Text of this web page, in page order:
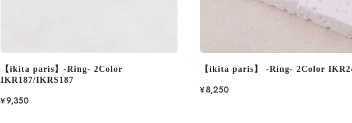
【ikita paris】-Ring- 2Color
IKR187/IKRS187
¥9,350
【ikita paris】 -Ring- 2Color
¥8,250